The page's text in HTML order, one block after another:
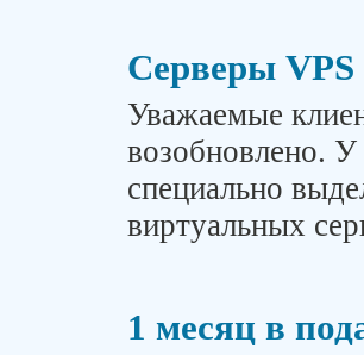
Серверы VPS
Уважаемые
возобновлено. У
специально
виртуальных
1 месяц в